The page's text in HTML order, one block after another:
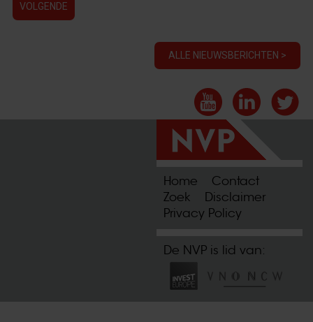
VOLGENDE
ALLE NIEUWSBERICHTEN >
Home
Contact
Zoek
Disclaimer
Privacy Policy
De NVP is lid van: